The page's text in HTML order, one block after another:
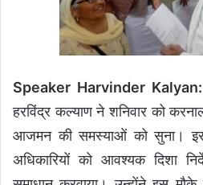
Speaker Harvinder Kalyan:
हरविंद्र कल्याण ने शनिवार को
आजमन की समस्याओं को सुना। इस
अधिकारियों को आवश्यक दिशा